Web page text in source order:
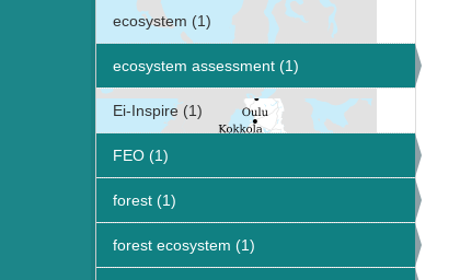
ecosystem (1)
ecosystem assessment (1)
Ei-Inspire (1)
FEO (1)
forest (1)
forest ecosystem (1)